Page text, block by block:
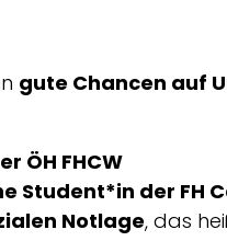
gute Chancen auf
ÖH FHCW
Student*in der FH
Notlage, das